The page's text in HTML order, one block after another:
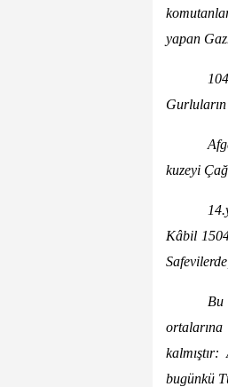
yapan
kuzeyi
Kâbil
Bu
bugünkü